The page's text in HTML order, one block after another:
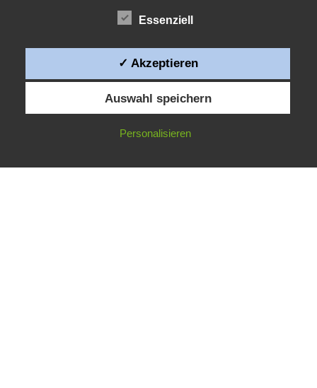
Essenziell
✓ Akzeptieren
Auswahl speichern
Personalisieren